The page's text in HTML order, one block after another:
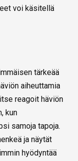
voi käsitellä
tärkeää
aiheuttamia
reagoit häviön
kun
samoja tapoja.
ja näytät
hyödyntää